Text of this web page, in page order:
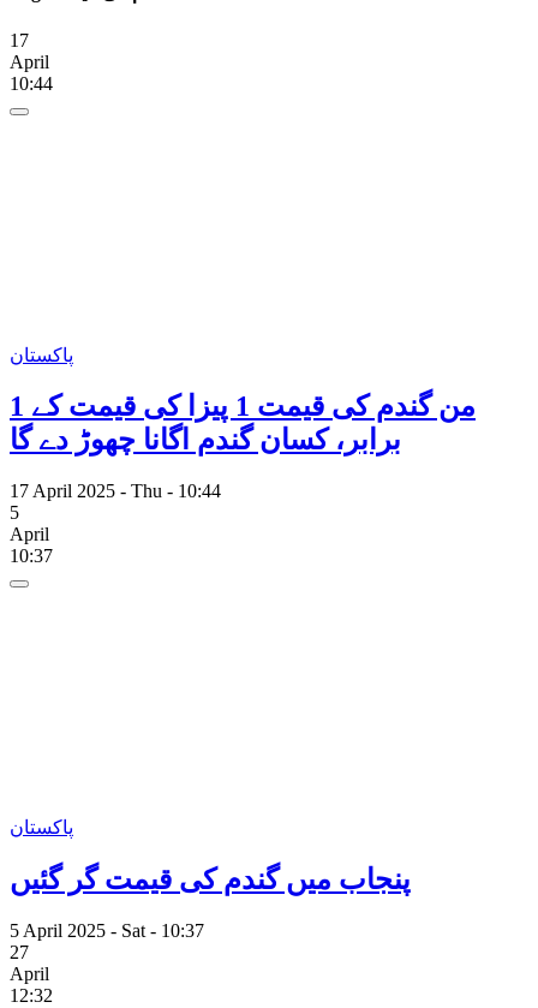
17
April
10:44
پاکستان
1 من گندم کی قیمت 1 پیزا کی قیمت کے
برابر، کسان گندم اگانا چھوڑ دے گا
17 April 2025 - Thu - 10:44
5
April
10:37
پاکستان
پنجاب میں گندم کی قیمت گر گئیں
5 April 2025 - Sat - 10:37
27
April
12:32